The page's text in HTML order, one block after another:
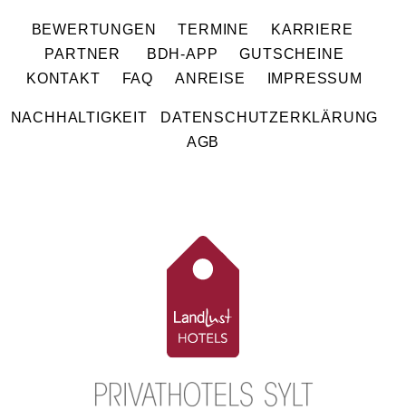
BEWERTUNGEN TERMINE
KARRIERE
PARTNER
BDH-APP
GUTSCHEINE
KONTAKT
FAQ ANREISE IMPRESSUM
NACHHALTIGKEIT
DATENSCHUTZERKLÄRUNG
AGB